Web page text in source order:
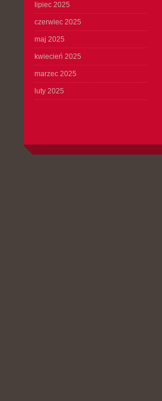
lipiec 2025
czerwiec 2025
maj 2025
kwiecień 2025
marzec 2025
luty 2025